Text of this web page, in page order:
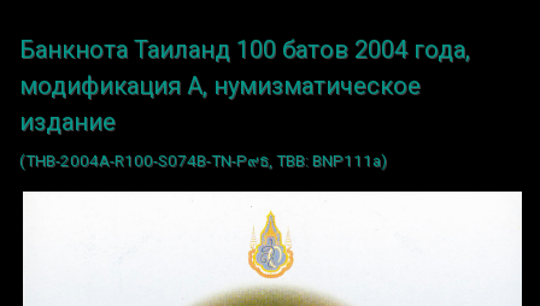
Банкнота Таиланд 100 батов 2004 года,
модификация A, нумизматическое
издание
(THB-2004A-R100-S074B-TN-P๙ธ, TBB: BNP111a)